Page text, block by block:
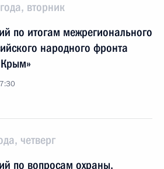
вторник
по итогам межрегионального
народного фронта
четверг
по вопросам охраны,